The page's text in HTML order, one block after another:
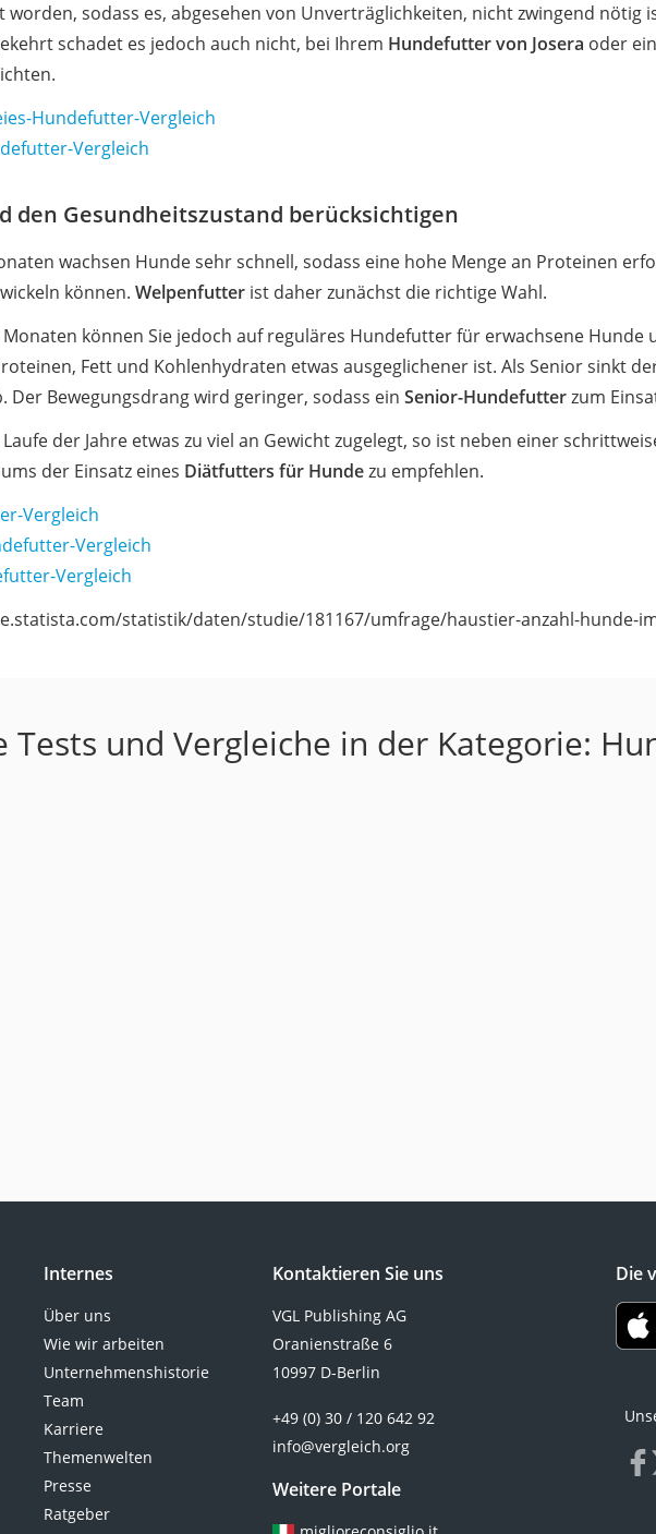
worden, sodass es, abgesehen von Unverträglichkeiten, nicht zwingend nötig
schadet es jedoch auch nicht, bei Ihrem Hundefutter von Josera oder
Hundefutter-Vergleich
Vergleich
den Gesundheitszustand berücksichtigen
wachsen Hunde sehr schnell, sodass eine hohe Menge an Proteinen
können.Welpenfutter ist daher zunächst die richtige Wahl.
Monaten können Sie jedoch auf reguläres Hundefutter für erwachsene Hunde
Fett und Kohlenhydraten etwas ausgeglichener ist. Als Senior sinkt
Der Bewegungsdrang wird geringer, sodass einSenior-Hundefutterzum
der Jahre etwas zu viel an Gewicht zugelegt, so ist neben einer
der Einsatz eines Diätfutters für Hundezu empfehlen.
Vergleich
Vergleich
Vergleich
statistik/daten/studie/181167/umfrage/haustier-anzahl-hunde-
Tests und Vergleiche in der Kategorie:
Internes
Über uns
Wie wir arbeiten
Unternehmenshistorie
Team
Karriere
Themenwelten
Presse
Ratgeber
Kontaktieren Sie uns
VGL Publishing AG
Oranienstraße 6
10997 D-Berlin
+49 (0) 30 / 120 642 92
info@vergleich.org
Weitere Portale
Die